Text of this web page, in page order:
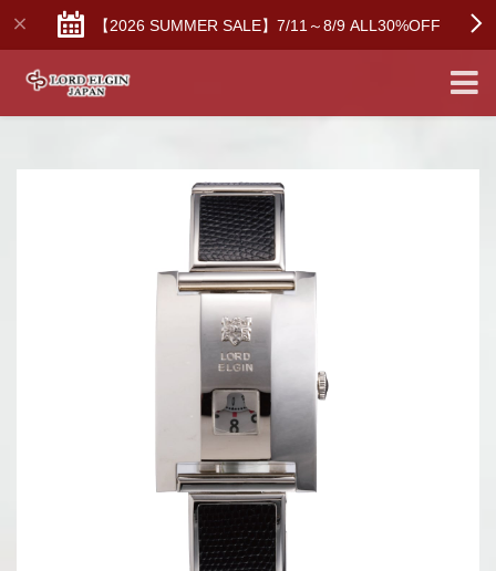
【2026 SUMMER SALE】7/11～8/9 ALL30%OFF